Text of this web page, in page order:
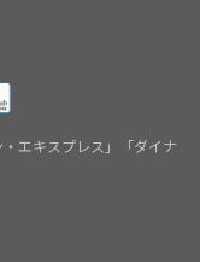
果たしあいに望
むしろ受け入れ
もの。
・エキスプレス」「ダイナ